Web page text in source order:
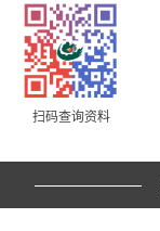
扫码查询资料